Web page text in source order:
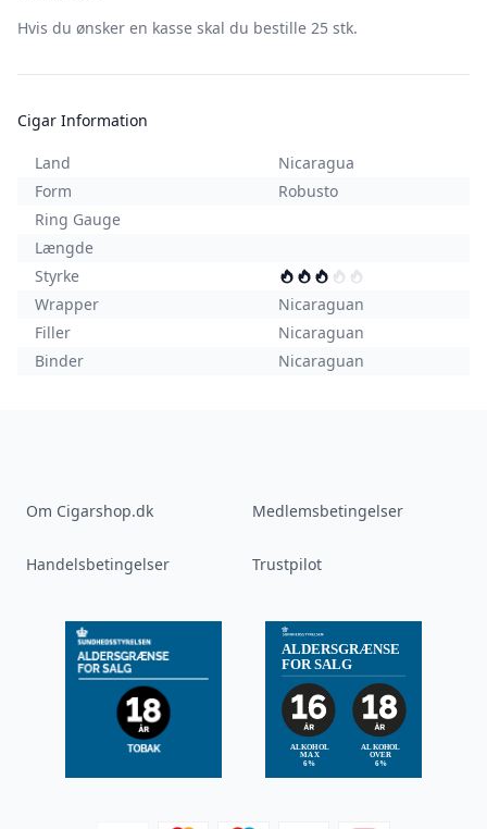
Hvis du ønsker en kasse skal du bestille 25 stk.
Cigar Information
Land
Nicaragua
Form
Robusto
Ring Gauge
Længde
Styrke
Wrapper
Nicaraguan
Filler
Nicaraguan
Binder
Nicaraguan
Om Cigarshop.dk
Handelsbetingelser
Medlemsbetingelser
Trustpilot